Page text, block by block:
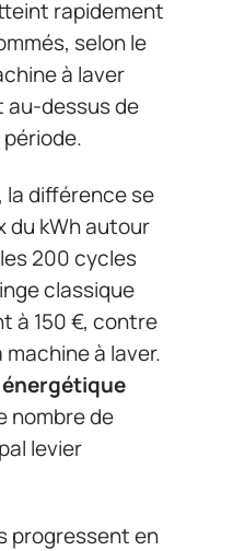
rapidement
selon le
à laver
au-dessus de
période.
différence se
du kWh autour
200 cycles
classique
à 150 €, contre
à laver.
nombre de
levier
progressent en